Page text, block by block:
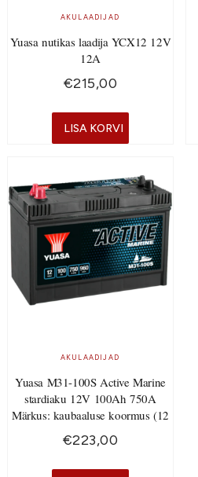
AKULAADIJAD
Yuasa nutikas laadija YCX12 12V
12A
€215,00
LISA KORVI
AKULAADIJAD
Yuasa M31-100S Active Marine
stardiaku 12V 100Ah 750A
Märkus: kaubaaluse koormus (12
€223,00